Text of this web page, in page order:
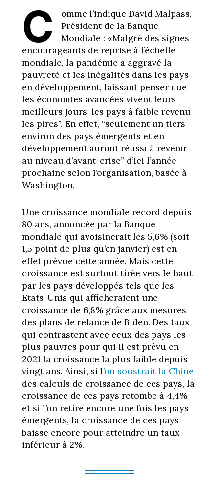
C
omme l’indique David Malpass,
Président de la Banque
Mondiale : «Malgré des signes
encourageants de reprise à l’échelle
mondiale, la pandémie a aggravé la
pauvreté et les inégalités dans les pays
en développement, laissant penser que
les économies avancées vivent leurs
meilleurs jours, les pays à faible revenu
les pires”. En effet, “seulement un tiers
environ des pays émergents et en
développement auront réussi à revenir
au niveau d’avant-crise” d’ici l’année
prochaine selon l’organisation, basée à
Washington.
Une croissance mondiale record depuis
80 ans, annoncée par la Banque
mondiale qui avoisinerait les 5,6% (soit
1,5 point de plus qu’en janvier) est en
effet prévue cette année. Mais cette
croissance est surtout tirée vers le haut
par les pays développés tels que les
Etats-Unis qui afficheraient une
croissance de 6,8% grâce aux mesures
des plans de relance de Biden. Des taux
qui contrastent avec ceux des pays les
plus pauvres pour qui il est prévu en
2021 la croissance la plus faible depuis
vingt ans. Ainsi, si l’on soustrait la Chine
des calculs de croissance de ces pays, la
croissance de ces pays retombe à 4,4%
et si l’on retire encore une fois les pays
émergents, la croissance de ces pays
baisse encore pour atteindre un taux
inférieur à 2%.